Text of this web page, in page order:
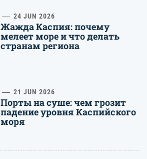
24 JUN 2026
Жажда Каспия: почему
мелеет море и что делать
странам региона
21 JUN 2026
Порты на суше: чем грозит
падение уровня Каспийского
моря